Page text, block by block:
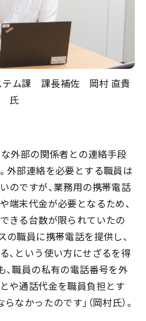
ム課 課長補佐 岡村 直貴
氏
な外部の関係者との連絡手段
外部連絡を必要とする職員は
のですが、業務用の携帯電話
端末代金が必要となるため、
きる台数が限られていたの
の職員に携帯電話を提供し、
、という使い方にせざるを得
、職員の私有の電話番号を外
や通話代金を職員負担とす
なかったのです」（岡村氏）。